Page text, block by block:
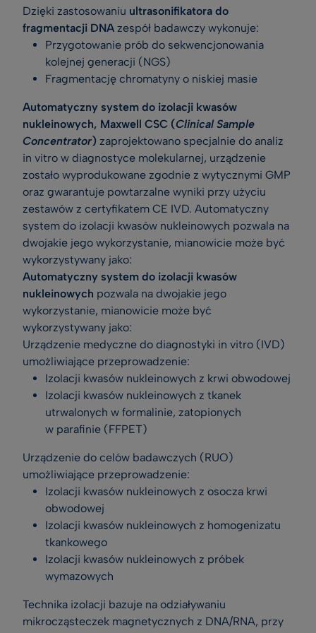
Dzięki zastosowaniu ultrasonifikatora do
fragmentacji DNA zespół badawczy wykonuje:
Przygotowanie prób do sekwencjonowania
kolejnej generacji (NGS)
Fragmentację chromatyny o niskiej masie
Automatyczny system do izolacji kwasów
nukleinowych, Maxwell CSC (Clinical Sample
Concentrator) zaprojektowano specjalnie do analiz
in vitro w diagnostyce molekularnej, urządzenie
zostało wyprodukowane zgodnie z wytycznymi GMP
oraz gwarantuje powtarzalne wyniki przy użyciu
zestawów z certyfikatem CE IVD. Automatyczny
system do izolacji kwasów nukleinowych pozwala na
dwojakie jego wykorzystanie, mianowicie może być
wykorzystywany jako:
Automatyczny system do izolacji kwasów
nukleinowych pozwala na dwojakie jego
wykorzystanie, mianowicie może być
wykorzystywany jako:
Urządzenie medyczne do diagnostyki in vitro (IVD)
umożliwiające przeprowadzenie:
Izolacji kwasów nukleinowych z krwi obwodowej
Izolacji kwasów nukleinowych z tkanek
utrwalonych w formalinie, zatopionych
w parafinie (FFPET)
Urządzenie do celów badawczych (RUO)
umożliwiające przeprowadzenie:
Izolacji kwasów nukleinowych z osocza krwi
obwodowej
Izolacji kwasów nukleinowych z homogenizatu
tkankowego
Izolacji kwasów nukleinowych z próbek
wymazowych
Technika izolacji bazuje na odziaływaniu
mikrocząsteczek magnetycznych z DNA/RNA, przy